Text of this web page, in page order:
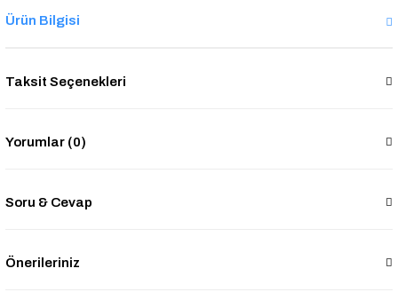
Ürün Bilgisi
Taksit Seçenekleri
Yorumlar (0)
Soru & Cevap
Önerileriniz